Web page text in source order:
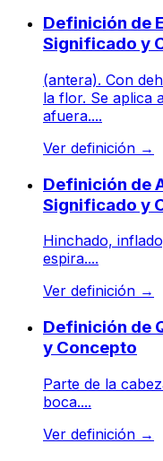
Definición de
Significado y
(antera). Con
la flor. Se aplica
afuera....
Ver definición →
Definición de
Significado y
Hinchado,
espira....
Ver definición →
Definición de
y Concepto
Parte de la
boca....
Ver definición →